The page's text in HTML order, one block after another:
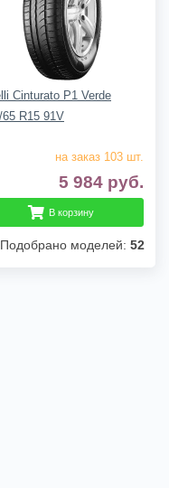
Cinturato P1 Verde
65 R15 91V
на заказ 103 шт.
5 984 руб.
В корзину
Подобрано моделей: 52